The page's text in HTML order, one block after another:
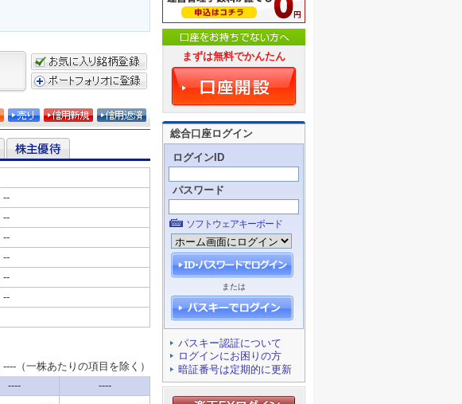
まずは無料でかんたん
総合口座ログイン
ログインID
パスワード
ソフトウェアキーボード
または
パスキー認証について
ログインにお困りの方
暗証番号は定期的に更新